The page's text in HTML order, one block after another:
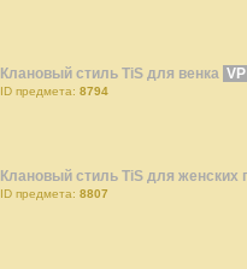
Клановый стиль TiS для венка VP
ID предмета: 8794
Клановый стиль TiS для женских
ID предмета: 8807